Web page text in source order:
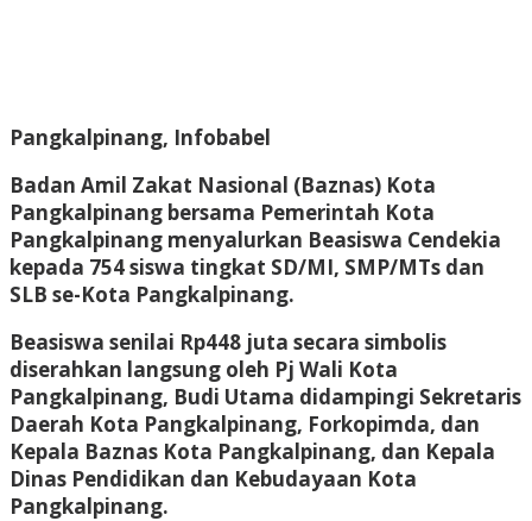
Pangkalpinang, Infobabel
Badan Amil Zakat Nasional (Baznas) Kota
Pangkalpinang bersama Pemerintah Kota
Pangkalpinang menyalurkan Beasiswa Cendekia
kepada 754 siswa tingkat SD/MI, SMP/MTs dan
SLB se-Kota Pangkalpinang.
Beasiswa senilai Rp448 juta secara simbolis
diserahkan langsung oleh Pj Wali Kota
Pangkalpinang, Budi Utama didampingi Sekretaris
Daerah Kota Pangkalpinang, Forkopimda, dan
Kepala Baznas Kota Pangkalpinang, dan Kepala
Dinas Pendidikan dan Kebudayaan Kota
Pangkalpinang.